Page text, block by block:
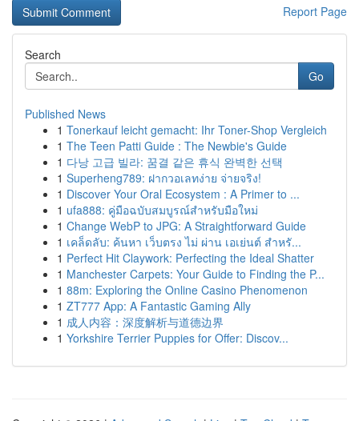
Report Page
Search
Go
Published News
1 Tonerkauf leicht gemacht: Ihr Toner-Shop Vergleich
1 The Teen Patti Guide : The Newbie's Guide
1 다낭 고급 빌라: 꿈결 같은 휴식 완벽한 선택
1 Superheng789: ฝากวอเลทง่าย จ่ายจริง!
1 Discover Your Oral Ecosystem : A Primer to ...
1 ufa888: คู่มือฉบับสมบูรณ์สำหรับมือใหม่
1 Change WebP to JPG: A Straightforward Guide
1 เคล็ดลับ: ค้นหา เว็บตรง ไม่ ผ่าน เอเย่นต์ สำหรั...
1 Perfect Hit Claywork: Perfecting the Ideal Shatter
1 Manchester Carpets: Your Guide to Finding the P...
1 88m: Exploring the Online Casino Phenomenon
1 ZT777 App: A Fantastic Gaming Ally
1 成人内容：深度解析与道德边界
1 Yorkshire Terrier Puppies for Offer: Discov...